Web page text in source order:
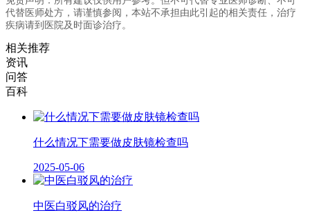
代替医师处方，请谨慎参阅，本站不承担由此引起的相关责任，治疗
疾病请到医院及时面诊治疗。
相关推荐
资讯
问答
百科
什么情况下需要做皮肤镜检查吗
2025-05-06
中医白驳风的治疗